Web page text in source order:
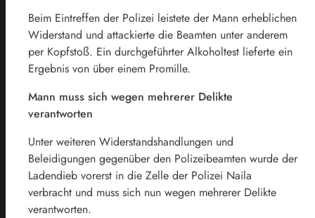
Beim Eintreffen der Polizei leistete der Mann erheblichen
Widerstand und attackierte die Beamten unter anderem
per Kopfstoß. Ein durchgeführter Alkoholtest lieferte ein
Ergebnis von über einem Promille.
Mann muss sich wegen mehrerer Delikte
verantworten
Unter weiteren Widerstandshandlungen und
Beleidigungen gegenüber den Polizeibeamten wurde der
Ladendieb vorerst in die Zelle der Polizei Naila
verbracht und muss sich nun wegen mehrerer Delikte
verantworten.